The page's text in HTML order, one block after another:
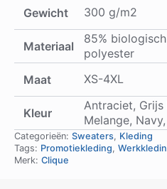
Gewicht 300 g/m2
Materiaal
85%
polyester
Maat
XS-4XL
Kleur
Antraciet, Grijs
Melange,
Categorieën: Sweaters, Kleding
Tags: Promotiekleding,
Merk: Clique